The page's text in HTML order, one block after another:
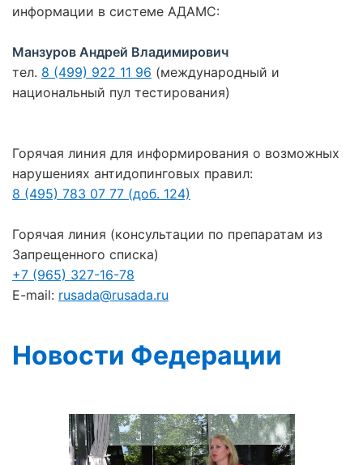
информации в системе АДАМС:
Манзуров Андрей Владимирович
тел. 8 (499) 922 11 96 (международный и
национальный пул тестирования)
Горячая линия для информирования о возможных
нарушениях антидопинговых правил:
8 (495) 783 07 77 (доб. 124)
Горячая линия (консультации по препаратам из
Запрещенного списка)
+7 (965) 327-16-78
E-mail: rusada@rusada.ru
Новости Федерации